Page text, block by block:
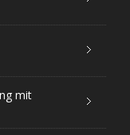
mit